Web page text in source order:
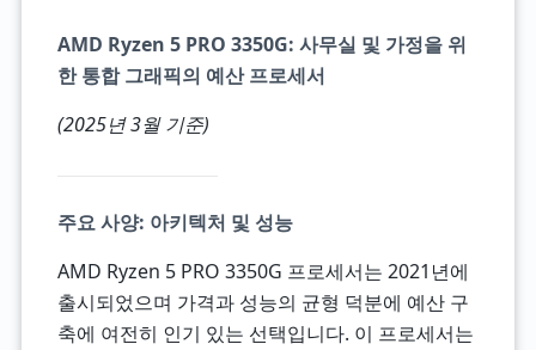
AMD Ryzen 5 PRO 3350G: 사무실 및 가정을 위
한 통합 그래픽의 예산 프로세서
(2025년 3월 기준)
주요 사양: 아키텍처 및 성능
AMD Ryzen 5 PRO 3350G 프로세서는 2021년에
출시되었으며 가격과 성능의 균형 덕분에 예산 구
축에 여전히 인기 있는 선택입니다. 이 프로세서는